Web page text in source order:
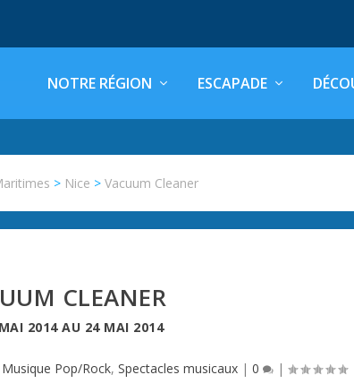
NOTRE RÉGION ESCAPADE
> Nice >Vacuum Cleaner
CLEANER
2014AU 24 MAI 2014
Musique Pop/Rock, Spectacles musicaux| 0 |